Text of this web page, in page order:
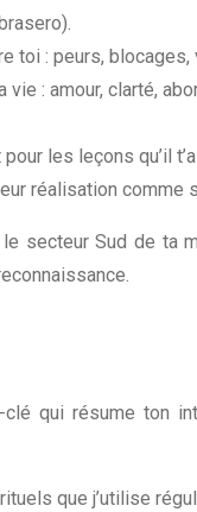
toi : peurs,
: amour, clarté,
les leçons qu’il
réalisation comme
secteur Sud de ta
qui résume ton
que j’utilise